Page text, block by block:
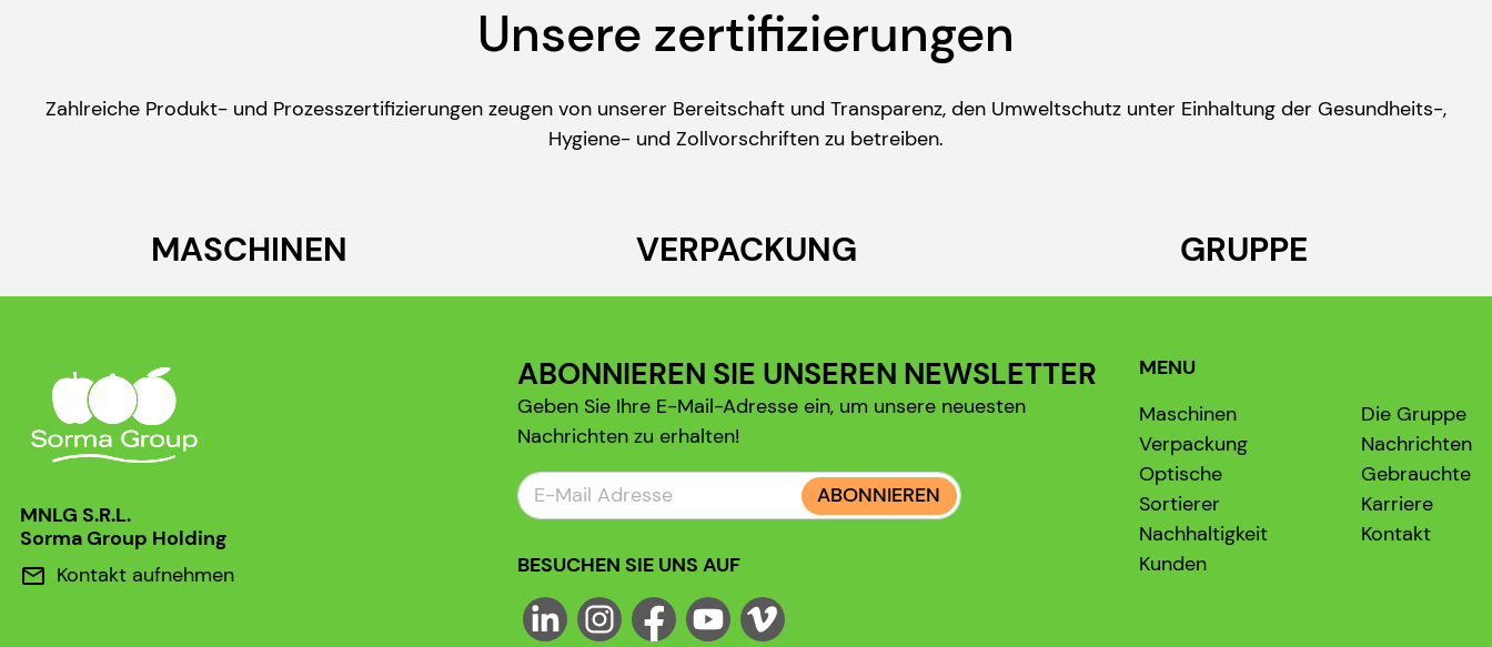
Unsere zertifizierungen
Zahlreiche Produkt- und Prozesszertifizierungen zeugen von unserer Bereitschaft und Transparenz, den Umweltschutz unter Einhaltung der Gesundheits-,
Hygiene- und Zollvorschriften zu betreiben.
MASCHINEN VERPACKUNG GRUPPE
MNLG S.R.L.
Sorma Group Holding
mail Kontakt aufnehmen
ABONNIEREN SIE UNSEREN NEWSLETTER
Geben Sie Ihre E-Mail-Adresse ein, um unsere neuesten
Nachrichten zu erhalten!
ABONNIEREN
BESUCHEN SIE UNS AUF
MENU
Maschinen
Verpackung
Optische
Sortierer
Nachhaltigkeit
Kunden
Die Gruppe
Nachrichten
Gebrauchte
Karriere
Kontakt